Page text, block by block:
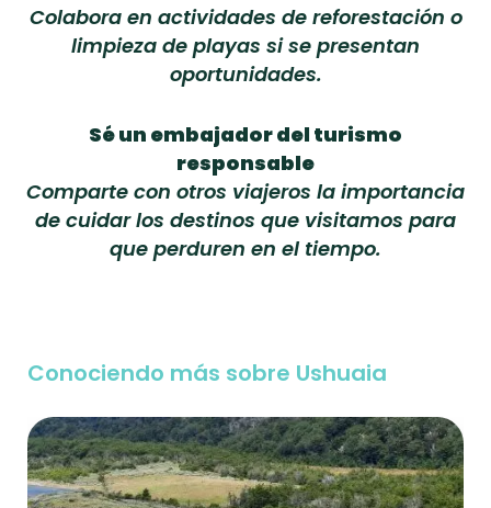
Colabora en actividades de reforestación o
limpieza de playas si se presentan
oportunidades.
Sé un embajador del turismo
responsable
Comparte con otros viajeros la importancia
de cuidar los destinos que visitamos para
que perduren en el tiempo.
Conociendo más sobre Ushuaia